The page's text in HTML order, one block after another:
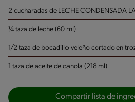
2 cucharadas de LECHE CONDENSADA
¼ taza de leche (60 ml)
1/2 taza de bocadillo veleño cortado en
1 taza de aceite de canola (218 ml)
Compartir lista de